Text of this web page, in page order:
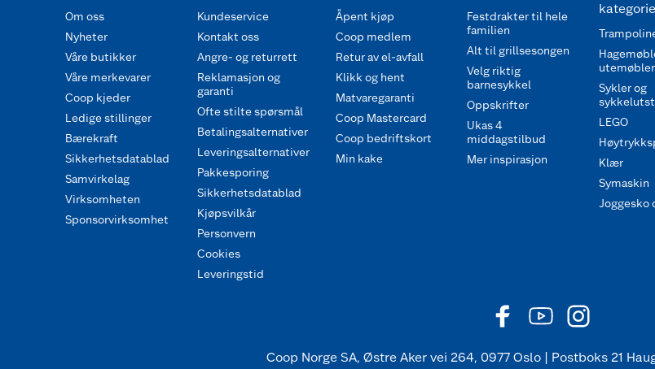
Om oss
Nyheter
Våre butikker
Våre merkevarer
Coop kjeder
Ledige stillinger
Bærekraft
Sikkerhetsdatablad
Samvirkelag
Virksomheten
Sponsorvirksomhet
Kundeservice
Kontakt oss
Angre- og returrett
Reklamasjon og
garanti
Ofte stilte spørsmål
Betalingsalternativer
Leveringsalternativer
Pakkesporing
Sikkerhetsdatablad
Kjøpsvilkår
Personvern
Cookies
Leveringstid
Åpent kjøp
Coop medlem
Retur av el-avfall
Klikk og hent
Matvaregaranti
Coop Mastercard
Coop bedriftskort
Min kake
Festdrakter til hele
familien
Alt til grillsesongen
Velg riktig
barnesykkel
Oppskrifter
Ukas 4
middagstilbud
Mer inspirasjon
utemøbler
Sykler og
LEGO
Klær
Symaskin
Joggesko
Coop Norge SA, Østre Aker vei 264, 0977 Oslo | Postboks 21